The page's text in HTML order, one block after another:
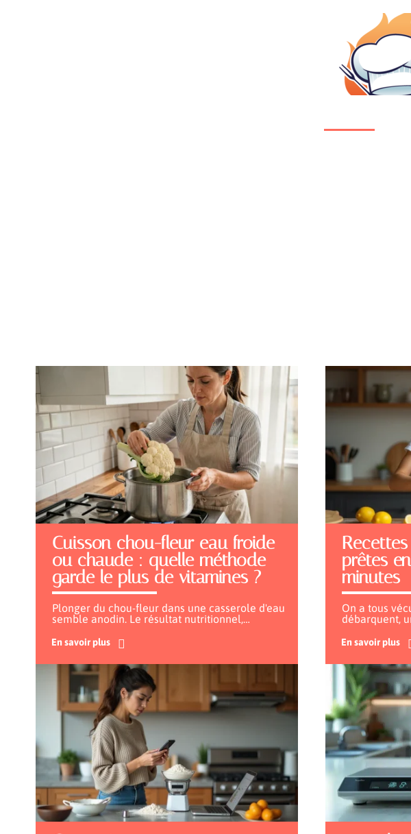
Cuisson chou-fleur eau froide
ou chaude : quelle méthode
garde le plus de vitamines ?
Plonger du chou-fleur dans une casserole d'eau
semble anodin. Le résultat nutritionnel,…
En savoir plus
prêtes
minutes
On a tous
débarquent,
En savoir plus